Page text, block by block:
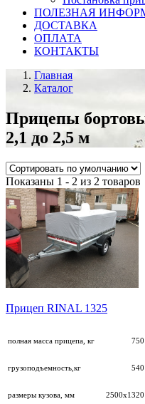
ПОЛЕЗНАЯ
ДОСТАВКА
ОПЛАТА
КОНТАКТЫ
Главная
Каталог
Прицепы
2,1 до 2,5 м
Показаны 1 - 2 из 2 товаров
Прицеп RINAL 1325
полная масса прицепа, кг 750
грузоподъемность,кг 540
размеры кузова, мм 2500х1320